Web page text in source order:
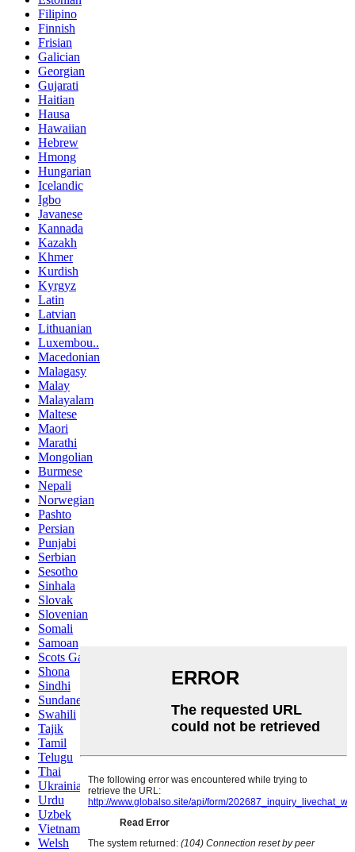
Filipino
Finnish
Frisian
Galician
Georgian
Gujarati
Haitian
Hausa
Hawaiian
Hebrew
Hmong
Hungarian
Icelandic
Igbo
Javanese
Kannada
Kazakh
Khmer
Kurdish
Kyrgyz
Latin
Latvian
Lithuanian
Luxembou..
Macedonian
Malagasy
Malay
Malayalam
Maltese
Maori
Marathi
Mongolian
Burmese
Nepali
Norwegian
Pashto
Persian
Punjabi
Serbian
Sesotho
Sinhala
Slovak
Slovenian
Somali
Samoan
Scots Gaelic
Shona
Sindhi
Sundanese
Swahili
Tajik
Tamil
Telugu
Thai
Ukrainian
Urdu
Uzbek
Vietnamese
Welsh